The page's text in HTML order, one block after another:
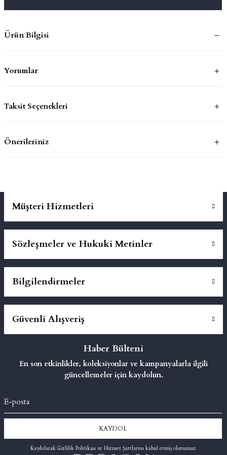
Ürün Bilgisi
Yorumlar
Taksit Seçenekleri
Önerileriniz
Müşteri Hizmetleri
Sözleşmeler ve Hukuki Metinler
Bilgilendirmeler
Güvenli Alışveriş
Haber Bülteni
En son etkinlikler, koleksiyonlar ve kampanyalarla ilgili
güncellemeler için kaydolun.
KAYDOL
Kaydolarak Gizlilik Politikası ve Hizmet Şartlarını kabul etmiş olursunuz.